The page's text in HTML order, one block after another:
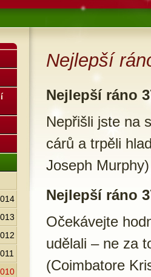
Nejlepší
Nejlepší ráno
Nepřišli jste na
cárů a trpěli
Joseph Murphy)
Nejlepší ráno
Očekávejte
udělali – ne za
(Coimbatore